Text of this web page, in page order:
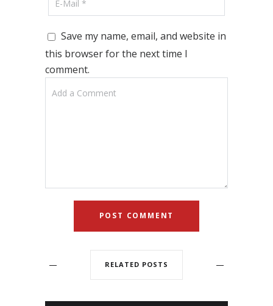
Save my name, email, and website in
this browser for the next time I
comment.
RELATED POSTS